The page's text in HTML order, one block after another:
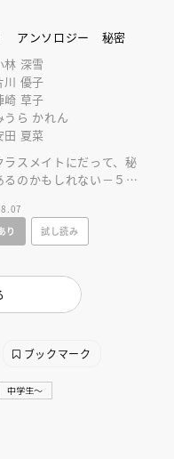
アンソロジー 秘密
林 深雪
川 優子
崎 草子
うら かれん
田 夏菜
ラスメイトにだって、秘
るのかもしれない－５人
玉のアンソロジー！
村久実
り
試し読み
ブックマーク
中学生〜